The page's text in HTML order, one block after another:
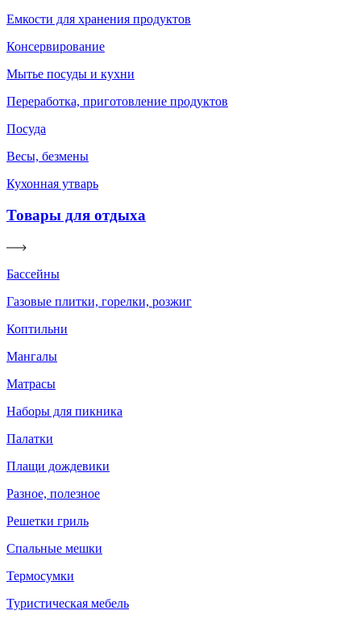
Емкости для хранения продуктов
Консервирование
Мытье посуды и кухни
Переработка, приготовление продуктов
Посуда
Весы, безмены
Кухонная утварь
Товары для отдыха
Бассейны
Газовые плитки, горелки, розжиг
Коптильни
Мангалы
Матрасы
Наборы для пикника
Палатки
Плащи дождевики
Разное, полезное
Решетки гриль
Спальные мешки
Термосумки
Туристическая мебель